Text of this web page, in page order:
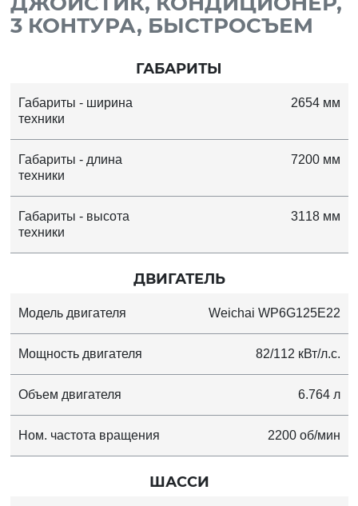
3 КОНТУРА, БЫСТРОСЪЕМ
ГАБАРИТЫ
Габариты - ширина
техники
2654 мм
Габариты - длина
техники
7200 мм
Габариты - высота
техники
3118 мм
ДВИГАТЕЛЬ
Модель двигателя Weichai WP6G125E22
Мощность двигателя 82/112 кВт/л.с.
Объем двигателя 6.764 л
Ном. частота вращения 2200 об/мин
ШАССИ